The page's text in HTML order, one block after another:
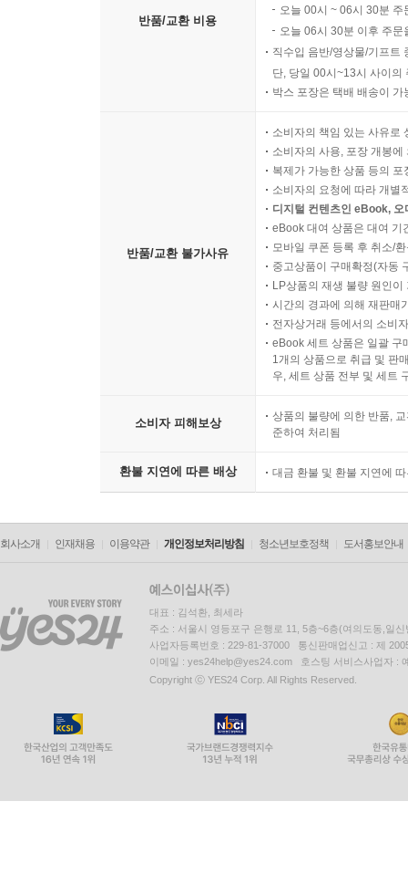
반품/교환 비용
오늘 00시 ~ 06시 30분
오늘 06시 30분 이후 주
직수입 음반/영상물/기프트
단, 당일 00시~13시 사이의
박스 포장은 택배 배송이
반품/교환 불가사유
소비자의 책임 있는 사유로
소비자의 사용, 포장 개봉
복제가 가능한 상품 등의
소비자의 요청에 따라 개별
디지털 컨텐츠인 eBook,
eBook 대여 상품은 대여 기
모바일 쿠폰 등록 후 취소/
중고상품이 구매확정(자동
LP상품의 재생 불량 원인
시간의 경과에 의해 재판매
전자상거래 등에서의 소비
eBook 세트 상품은 일괄 구
1개의 상품으로 취급 및 판
우, 세트 상품 전부 및 세트
소비자 피해보상
상품의 불량에 의한 반품,
준하여 처리됨
환불 지연에 따른 배상 대금 환불 및 환불 지연에
회사소개 인재채용 이용약관 개인정보처리방침 청소년보호정책 도서홍보안내
대표 : 김석환, 최세라
주소 : 서울시 영등포구 은행로 11, 5층~6층(여의도동,일신
사업자등록번호 : 229-81-37000 통신판매업신고 : 제
이메일 : yes24help@yes24.com 호스팅 서비스사업자 :
Copyright ⓒ YES24 Corp. All Rights Reserved.